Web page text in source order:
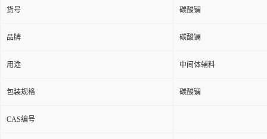
货号 碳酸镧
品牌 碳酸镧
用途 中间体辅料
包装规格 碳酸镧
CAS编号